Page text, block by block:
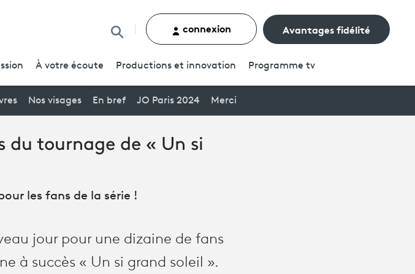
Rechercher un contenu
connexion Avantages fidélité
À votre écoute Productions et innovation Programme tv
Nos visages En bref JO Paris 2024 Merci
du tournage de « Un si
les fans de la série !
jour pour une dizaine de fans
à succès « Un si grand soleil ».